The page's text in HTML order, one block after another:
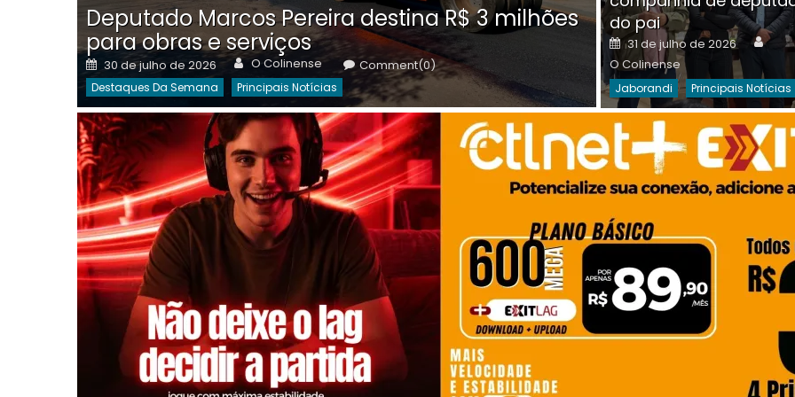
Deputado Marcos Pereira destina R$ 3 milhões
para obras e serviços
Posted
on
30 de julho de 2026 Author
O Colinense Comment(0)
Destaques Da Semana Principais Notícias
on
30 de julho de 2026 O
Destaques Da Semana
do pai
Posted
on
31 de julho de 2026
O Colinense
Jaborandi Principais Notícias